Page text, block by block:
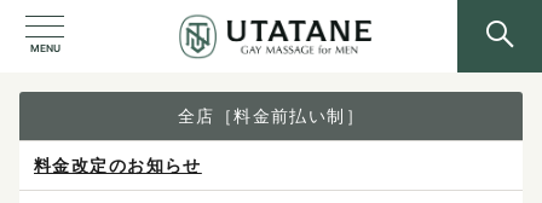
MENU
全店［料金前払い制］
料金改定のお知らせ